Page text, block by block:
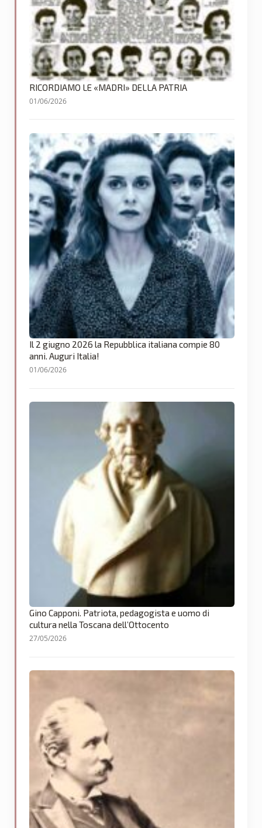
RICORDIAMO LE «MADRI» DELLA PATRIA
01/06/2026
Il 2 giugno 2026 la Repubblica italiana compie 80
anni. Auguri Italia!
01/06/2026
Gino Capponi. Patriota, pedagogista e uomo di
cultura nella Toscana dell’Ottocento
27/05/2026